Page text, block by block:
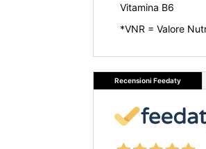
Vitamina B6
*VNR = Valore
Recensioni Feedaty